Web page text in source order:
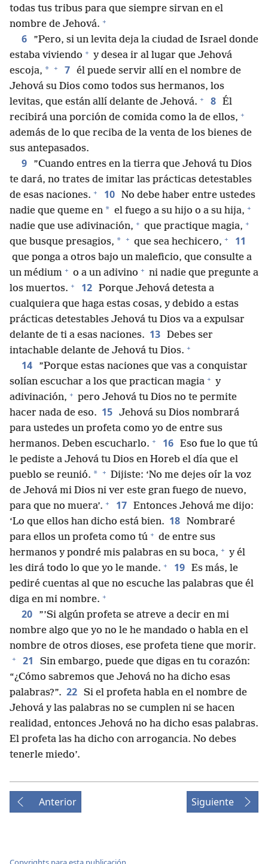
todas tus tribus para que siempre sirvan en el
nombre de Jehová. +
6
”Pero, si un levita deja la ciudad de Israel donde
estaba viviendo + y desea ir al lugar que Jehová
escoja, * + 7 él puede servir allí en el nombre de
Jehová su Dios como todos sus hermanos, los
levitas, que están allí delante de Jehová. + 8 Él
recibirá una porción de comida como la de ellos, +
además de lo que reciba de la venta de los bienes de
sus antepasados.
9
”Cuando entres en la tierra que Jehová tu Dios
te dará, no trates de imitar las prácticas detestables
de esas naciones. + 10 No debe haber entre ustedes
nadie que queme en * el fuego a su hijo o a su hija, +
nadie que use adivinación, + que practique magia, +
que busque presagios, * + que sea hechicero, + 11
que ponga a otros bajo un maleficio, que consulte a
un médium + o a un adivino + ni nadie que pregunte a
los muertos. + 12 Porque Jehová detesta a
cualquiera que haga estas cosas, y debido a estas
prácticas detestables Jehová tu Dios va a expulsar
delante de ti a esas naciones. 13 Debes ser
intachable delante de Jehová tu Dios. +
14
”Porque estas naciones que vas a conquistar
solían escuchar a los que practican magia + y
adivinación, + pero Jehová tu Dios no te permite
hacer nada de eso. 15 Jehová su Dios nombrará
para ustedes un profeta como yo de entre sus
hermanos. Deben escucharlo. + 16 Eso fue lo que tú
le pediste a Jehová tu Dios en Horeb el día que el
pueblo se reunió. * + Dijiste: ‘No me dejes oír la voz
de Jehová mi Dios ni ver este gran fuego de nuevo,
para que no muera’. + 17 Entonces Jehová me dijo:
‘Lo que ellos han dicho está bien. 18 Nombraré
para ellos un profeta como tú + de entre sus
hermanos y pondré mis palabras en su boca, + y él
les dirá todo lo que yo le mande. + 19 Es más, le
pediré cuentas al que no escuche las palabras que él
diga en mi nombre. +
20
”’Si algún profeta se atreve a decir en mi
nombre algo que yo no le he mandado o habla en el
nombre de otros dioses, ese profeta tiene que morir.
+ 21
Sin embargo, puede que digas en tu corazón:
“¿Cómo sabremos que Jehová no ha dicho esas
palabras?”. 22 Si el profeta habla en el nombre de
Jehová y las palabras no se cumplen ni se hacen
realidad, entonces Jehová no ha dicho esas palabras.
El profeta las ha dicho con arrogancia. No debes
tenerle miedo’.
Anterior Siguiente